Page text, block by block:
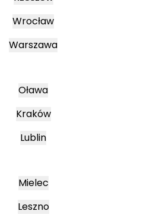
Wrocław
Warszawa
Oława
Kraków
Lublin
Mielec
Leszno